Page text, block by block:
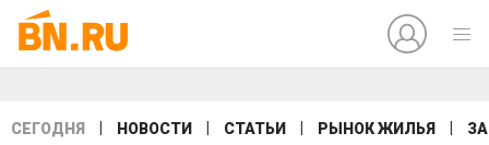
СЕГОДНЯ НОВОСТИ СТАТЬИ РЫНОК ЖИЛЬЯ